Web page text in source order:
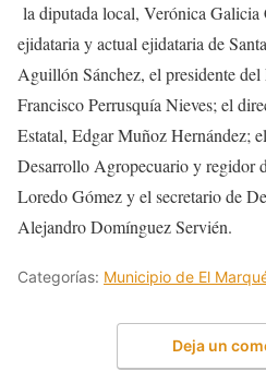
la diputada local, Verónica Galicia
ejidataria y actual ejidataria de
Aguillón Sánchez, el presidente del
Francisco Perrusquía Nieves; el
Estatal, Edgar Muñoz Hernández;
Desarrollo Agropecuario y regidor
Loredo Gómez y el secretario de
Alejandro Domínguez Servién.
Categorías: Municipio de El
Deja un